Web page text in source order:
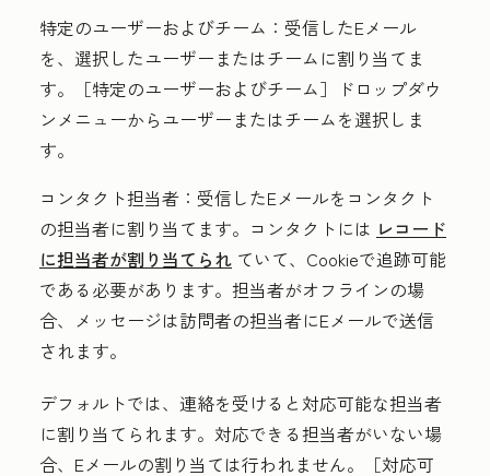
特定のユーザーおよびチーム： 受信したEメール
を、選択したユーザーまたはチームに割り当てま
す。［特定のユーザーおよびチーム］
ドロップダウ
ンメニューから ユーザー またはチームを選択しま
す。
コンタクト担当者： 受信したEメールをコンタクト
の担当者に割り当てます。コンタクトには レコード
に担当者が割り当てられ ていて、Cookieで追跡可能
である必要があります。担当者がオフラインの場
合、メッセージは訪問者の担当者にEメールで送信
されます。
デフォルトでは、連絡を受けると対応可能な担当者
に割り当てられます。対応できる担当者がいない場
合、Eメールの割り当ては行われません。［対応可